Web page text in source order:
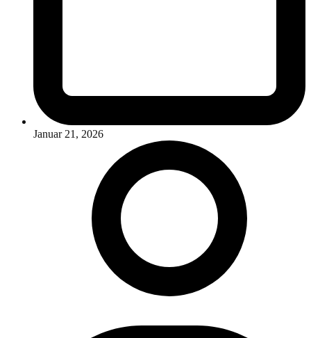
Januar 21, 2026